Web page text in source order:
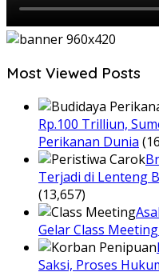
Most Viewed Posts
Rp.100 Trilliun,
Perikanan Dunia
Terjadi di Lenteng
(13,657)
Gelar Class
Saksi, Proses